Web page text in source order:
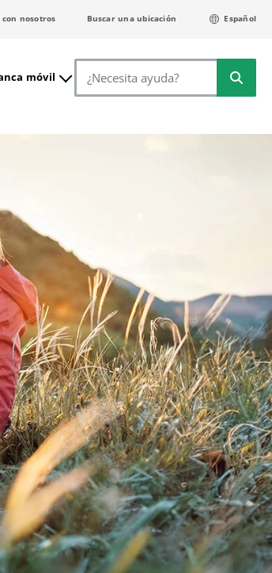
nosotros Buscar una ubicación Español
móvil Buscar